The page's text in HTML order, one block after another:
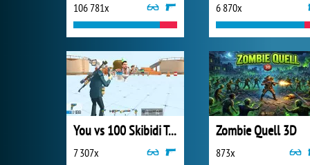
106 781x 6 870x
You vs 100 Skibidi Toilets
7 307x
Zombie Quell 3D
873x